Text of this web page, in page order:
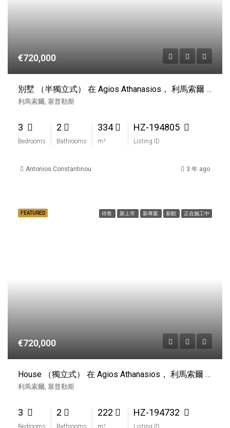
€720,000
別墅 （半獨立式） 在 Agios Athanasios， 利馬索爾 出售
利馬索爾, 塞普勒斯
3
Bedrooms
2
Bathrooms
334
m²
HZ-194805
Listing ID
Antonios Constantinou 3 年 ago
FEATURED 待售 新上市 新專案 新館 正在施工中
€720,000
House （獨立式） 在 Agios Athanasios， 利馬索爾 出售
利馬索爾, 塞普勒斯
3
Bedrooms
2
Bathrooms
222
m²
HZ-194732
Listing ID